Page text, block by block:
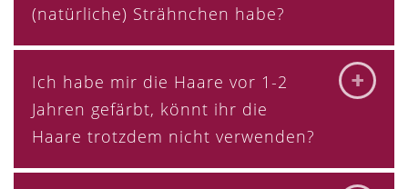
(natürliche) Strähnchen habe?
Ich habe mir die Haare vor 1-2
Jahren gefärbt, könnt ihr die
Haare trotzdem nicht verwenden?